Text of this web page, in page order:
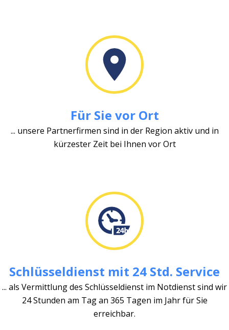
Für Sie vor Ort
... unsere Partnerfirmen sind in der Region aktiv und in
kürzester Zeit bei Ihnen vor Ort
Schlüsseldienst mit 24 Std. Service
... als Vermittlung des Schlüsseldienst im Notdienst sind wir
24 Stunden am Tag an 365 Tagen im Jahr für Sie
erreichbar.